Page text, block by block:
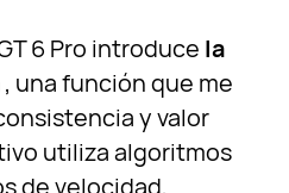
6 Pro introduce la
, una función que me
y valor
utiliza algoritmos